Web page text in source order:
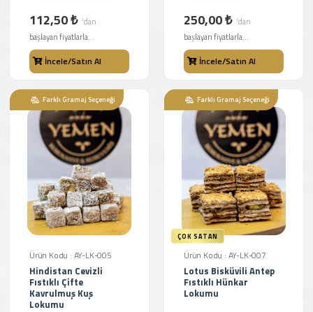
112,50 ₺ 'dan
başlayan fiyatlarla...
İncele/Satın Al
250,00 ₺ 'dan
başlayan fiyatlarla...
İncele/Satın Al
Farklı Gramaj Seçeneği
Ürün Kodu : AY-LK-005
Hindistan Cevizli
Fıstıklı Çifte
Kavrulmuş Kuş
Lokumu
ÇOK SATAN
Farklı Gramaj Seçeneği
Ürün Kodu : AY-LK-007
Lotus Bisküvili Antep
Fıstıklı Hünkar
Lokumu